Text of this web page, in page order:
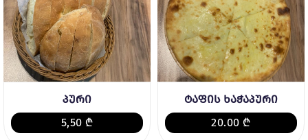
პური
5,50 ₾
ტაფის ხაჭაპური
20.00 ₾